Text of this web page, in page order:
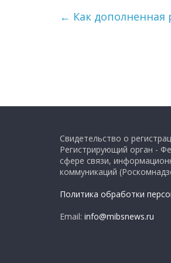
← Как дополненная
Свидетельство о
Регистрирующий орган -
сфере связи,
коммуникаций
Политика обработки
Email: info@mibsnews.ru